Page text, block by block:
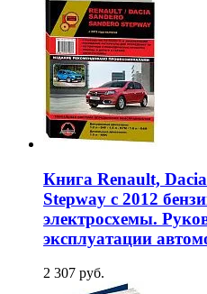
Книга Renault,
Stepway c 2012
электросхемы.
эксплуатации
2 307 руб.